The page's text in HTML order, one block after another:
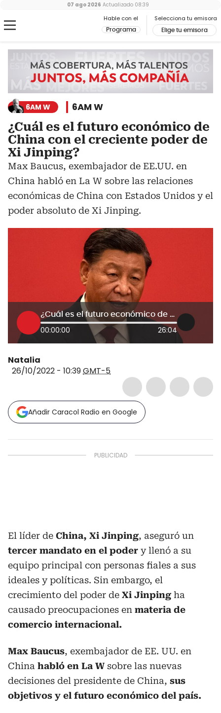
Hable con el
Programa
Selecciona tu emisora
Elige tu emisora
07 ago 2026 Actualizado 08:39
6AM W 6AM W
¿Cuál es el futuro económico de
China con el creciente poder de
Xi Jinping?
Max Baucus, exembajador de EE.UU. en
China habló en La W sobre las relaciones
económicas de China con Estados Unidos y el
poder absoluto de Xi Jinping.
¿Cuál es el futuro económico de China con el creciente poder de Xi Jinping?
00:00:00 26:04
Natalia
26/10/2022 - 10:39GMT-5
Añadir Caracol Radio en Google
El líder de China, Xi Jinping, aseguró un
tercer mandato en el poder y llenó a su
equipo principal con personas fiales a sus
ideales y políticas. Sin embargo, el
crecimiento del poder de Xi Jinping ha
causado preocupaciones en materia de
comercio internacional.
Max Baucus, exembajador de EE. UU. en
China habló en La W sobre las nuevas
decisiones del presidente de China, sus
objetivos y el futuro económico del país.